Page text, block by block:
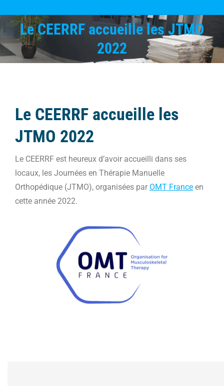
Le CEERRF accueille les JTMO
2022
Le CEERRF accueille les
JTMO 2022
Le CEERRF est heureux d’avoir accueilli dans ses
locaux, les Journées en Thérapie Manuelle
Orthopédique (JTMO), organisées par OMT France en
cette année 2022.